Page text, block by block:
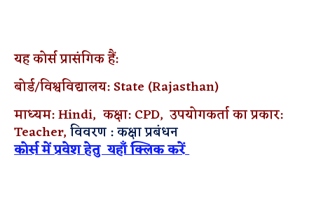
यह कोर्स प्रासंगिक हैं:
बोर्ड/विश्वविद्यालय: State (Rajasthan)
माध्यम: Hindi,कक्षा: CPD,उपयोगकर्ता का प्रकार:
Teacher,विवरण :कक्षा प्रबंधन
कोर्स में प्रवेश हेतु यहाँ क्लिक करें